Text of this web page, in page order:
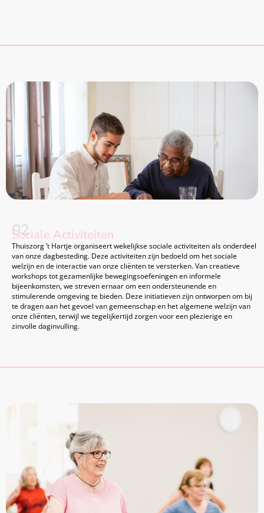
02
Sociale Activiteiten
Thuiszorg ’t Hartje organiseert wekelijkse sociale activiteiten als onderdeel
van onze dagbesteding. Deze activiteiten zijn bedoeld om het sociale
welzijn en de interactie van onze cliënten te versterken. Van creatieve
workshops tot gezamenlijke bewegingsoefeningen en informele
bijeenkomsten, we streven ernaar om een ondersteunende en
stimulerende omgeving te bieden. Deze initiatieven zijn ontworpen om bij
te dragen aan het gevoel van gemeenschap en het algemene welzijn van
onze cliënten, terwijl we tegelijkertijd zorgen voor een plezierige en
zinvolle daginvulling.